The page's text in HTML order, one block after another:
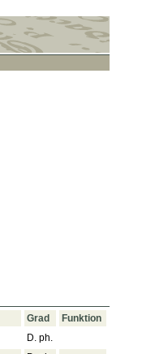
Grad
Funktion
D. ph.